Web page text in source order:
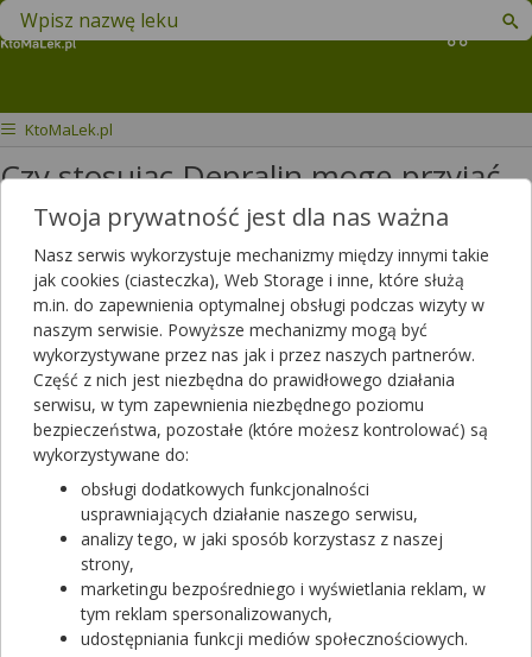
Koszyk
Znajdź lek w swojej okolicy
KtoMaLek.pl
Czy stosując Depralin mogę przyjąć
Opokan?
Czy mogę przyjąć tabletki opokan
przy stosowaniu depralinu
Dotyczy ulotkiOpokan Max
Dotyczy:Kobieta, 43 lata
Zobacz, która apteka w Twoim mieście ma lekOpokan
Max.
Sprawdzaj dostępność leków w ponad aptek w całej Polsce!
Twoja prywatność jest dla nas ważna
Nasz serwis wykorzystuje mechanizmy między innymi takie
jak cookies (ciasteczka), Web Storage i inne, które służą
m.in. do zapewnienia optymalnej obsługi podczas wizyty w
naszym serwisie. Powyższe mechanizmy mogą być
wykorzystywane przez nas jak i przez naszych partnerów.
Część z nich jest niezbędna do prawidłowego działania
serwisu, w tym zapewnienia niezbędnego poziomu
bezpieczeństwa, pozostałe (które możesz kontrolować) są
wykorzystywane do:
obsługi dodatkowych funkcjonalności
usprawniających działanie naszego serwisu,
analizy tego, w jaki sposób korzystasz z naszej
strony,
marketingu bezpośredniego i wyświetlania reklam, w
tym reklam spersonalizowanych,
udostępniania funkcji mediów społecznościowych.